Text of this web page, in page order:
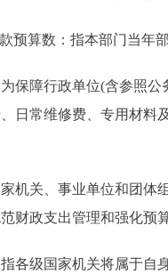
算数：指本部门当年部
障行政单位(含参照公
日常维修费、专用材料
关、事业单位和团体组
财政支出管理和强化预
级国家机关将属于自身